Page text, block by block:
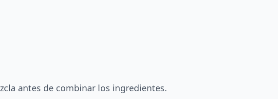
antes de combinar los ingredientes.